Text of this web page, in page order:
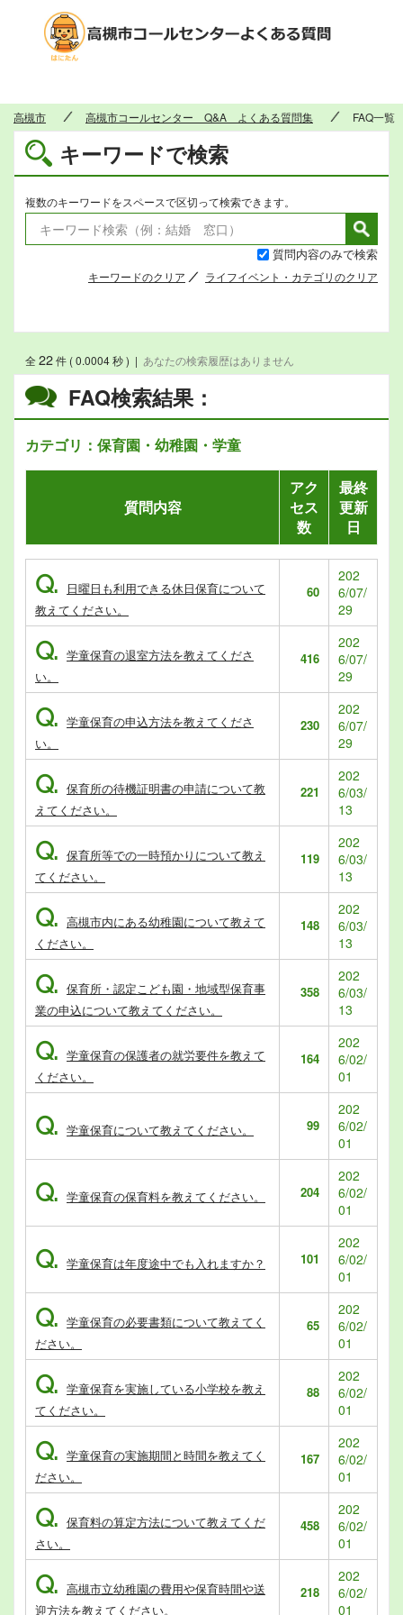
高槻市 高槻市コールセンター Q&A よくある質問集 FAQ一覧
キーワードで検索
複数のキーワードをスペースで区切って検索できます。
質問内容のみで検索
キーワードのクリア ライフイベント・カテゴリのクリア
FAQ検索結果：
カテゴリ：保育園・幼稚園・学童
全22件 ( 0.0004 秒 ) | あなたの検索履歴はありません
質問内容
アク
セス
数
最終
更新
日
Q.
日曜日も利用できる休日保育について
教えてください。
60
202
6/07/
29
Q. 学童保育の退室方法を教えてくださ
い。
416
202
6/07/
29
Q. 学童保育の申込方法を教えてくださ
い。
230
202
6/07/
29
Q. 保育所の待機証明書の申請について教
えてください。
221
202
6/03/
13
Q. 保育所等での一時預かりについて教え
てください。
119
202
6/03/
13
Q. 高槻市内にある幼稚園について教えて
ください。
148
202
6/03/
13
Q. 保育所・認定こども園・地域型保育事
業の申込について教えてください。
358
202
6/03/
13
Q. 学童保育の保護者の就労要件を教えて
ください。
164
202
6/02/
01
Q. 学童保育について教えてください。 99
202
6/02/
01
Q. 学童保育の保育料を教えてください。 204
202
6/02/
01
Q. 学童保育は年度途中でも入れますか？ 101
202
6/02/
01
Q. 学童保育の必要書類について教えてく
ださい。
65
202
6/02/
01
Q. 学童保育を実施している小学校を教え
てください。
88
202
6/02/
01
Q. 学童保育の実施期間と時間を教えてく
ださい。
167
202
6/02/
01
Q. 保育料の算定方法について教えてくだ
さい。
458
202
6/02/
01
Q. 高槻市立幼稚園の費用や保育時間や送
迎方法を教えてください。
218
202
6/02/
01